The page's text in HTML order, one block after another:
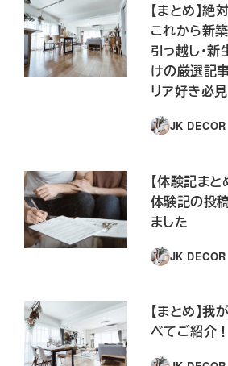
【まとめ】絶
これから新築
引っ越し・
けの厳選記
リア好き必見
JK DECOR
【体験記まと
体験記の投
ました
JK DECOR
【まとめ】
べてご紹介！